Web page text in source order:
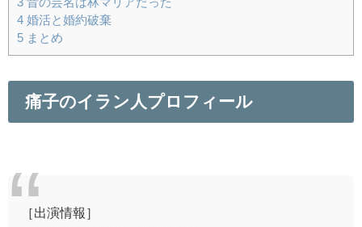
4 婚活と婚約破棄
5 まとめ
痛子のイラン人プロフィール
［出演情報］